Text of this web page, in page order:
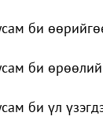
би
би
би үл